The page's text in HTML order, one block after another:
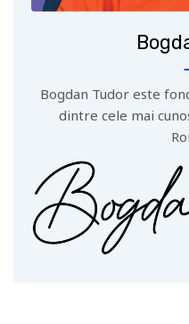
Bogdan Tudor este
dintre cele mai